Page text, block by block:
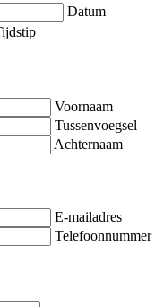
Datum
Voornaam
Tussenvoegsel
Achternaam
E-mailadres
Telefoonnummer